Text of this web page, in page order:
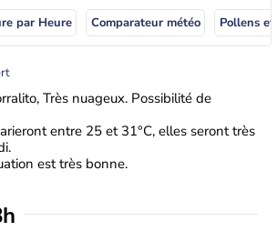
par Heure Comparateur météo Pollens
Très nuageux. Possibilité de
entre 25 et 31°C, elles seront très
est très bonne.